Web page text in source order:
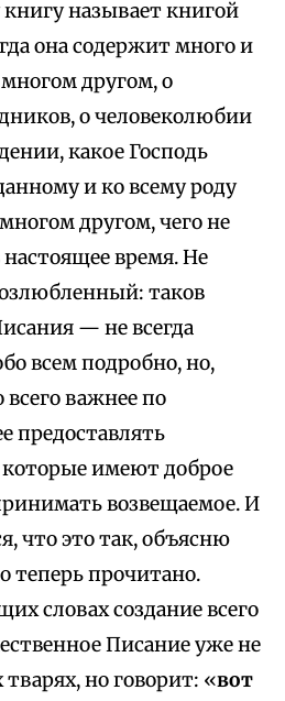
называет книгой
она содержит много и
многом другом, о
о человеколюбии
какое Господь
и ко всему роду
другом, чего не
время. Не
таков
— не всегда
всем подробно, но,
всего важнее по
предоставлять
имеют доброе
возвещаемое. И
что это так, объясню
теперь прочитано.
словах создание всего
Писание уже не
но говорит: «вот